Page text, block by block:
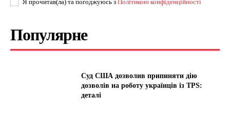
Я прочитав(ла) та погоджуюсь з Політикою конфіденційності
Популярне
Суд США дозволив припиняти дію
дозволів на роботу українців із TPS:
деталі